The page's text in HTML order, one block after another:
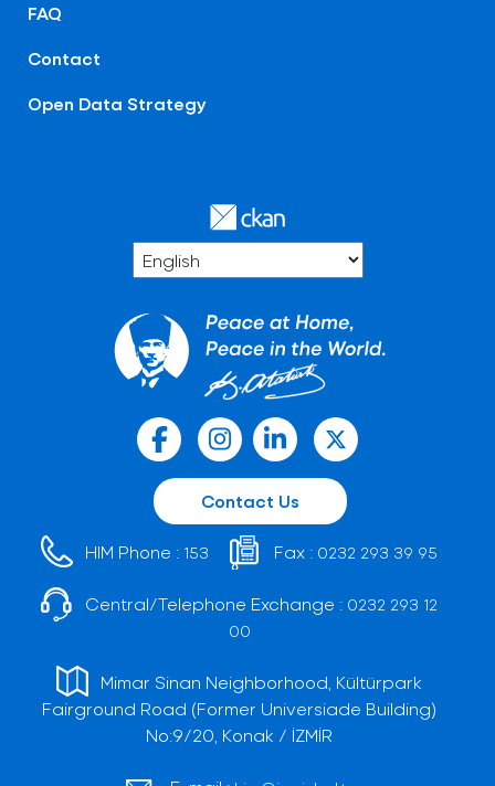
FAQ
Contact
Open Data Strategy
Contact Us
HIM Phone : 153 Fax : 0232 293 39 95
Central/Telephone Exchange : 0232 293 12
00
Mimar Sinan Neighborhood, Kültürpark
Fairground Road (Former Universiade Building)
No:9/20, Konak / İZMİR